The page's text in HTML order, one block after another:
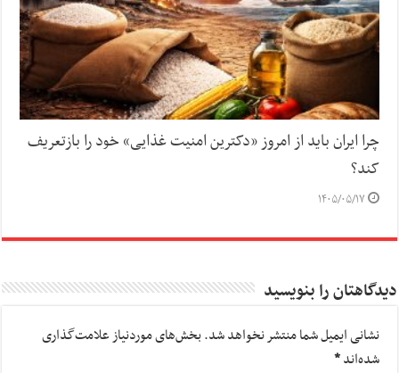
چرا ایران باید از امروز «دکترین امنیت غذایی» خود را بازتعریف
کند؟
۱۴۰۵/۰۵/۱۷
دیدگاهتان را بنویسید
نشانی ایمیل شما منتشر نخواهد شد.بخش‌های موردنیاز علامت‌گذاری
شده‌اند*